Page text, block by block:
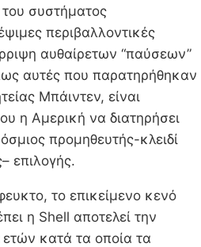
συστήματος
περιβαλλοντικές
αυθαίρετων “παύσεων”
αυτές που παρατηρήθηκαν
Μπάιντεν, είναι
η Αμερική να διατηρήσει
προμηθευτής-κλειδί
επιλογής.
το επικείμενο κενό
η Shell αποτελεί την
κατά τα οποία τα